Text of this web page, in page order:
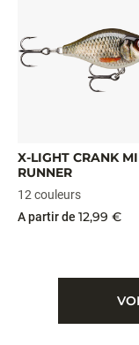
X-LIGHT CRANK
RUNNER
12 couleurs
A partir de 12,99 €